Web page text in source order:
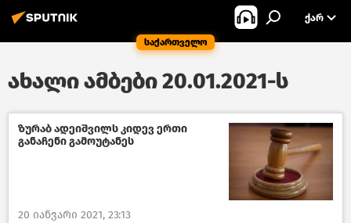
საქართველო
ᲥᲐᲠ
ახალი ამბები 20.01.2021-ს
ზურაბ ადეიშვილს კიდევ ერთი
განაჩენი გამოუტანეს
20 იანვარი 2021, 23:13